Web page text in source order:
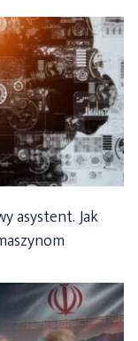
asystent. Jak